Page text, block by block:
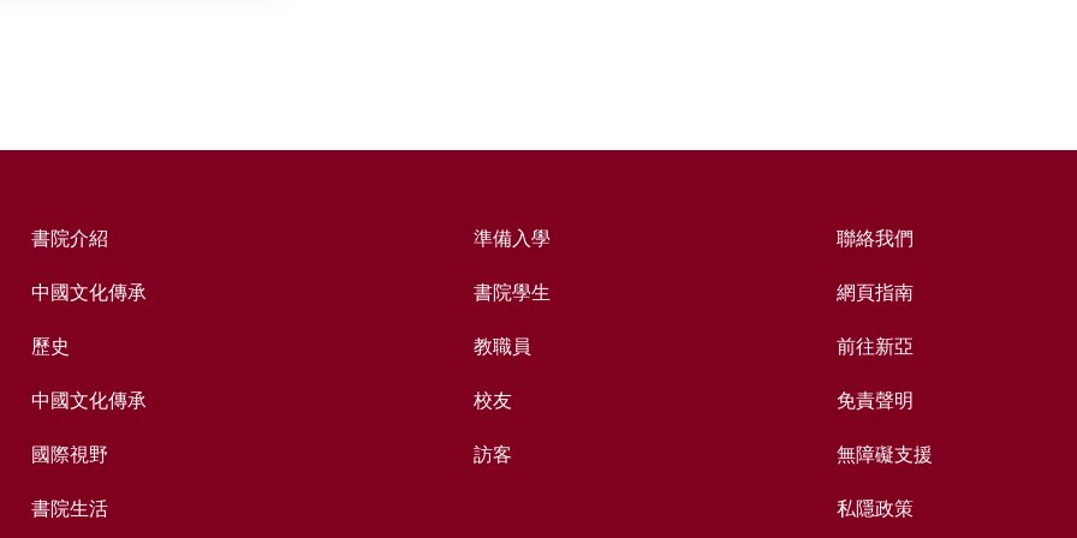
書院介紹
中國文化傳承
歷史
中國文化傳承
國際視野
書院生活
準備入學
書院學生
教職員
校友
訪客
聯絡我們
網頁指南
前往新亞
免責聲明
無障礙支援
私隱政策